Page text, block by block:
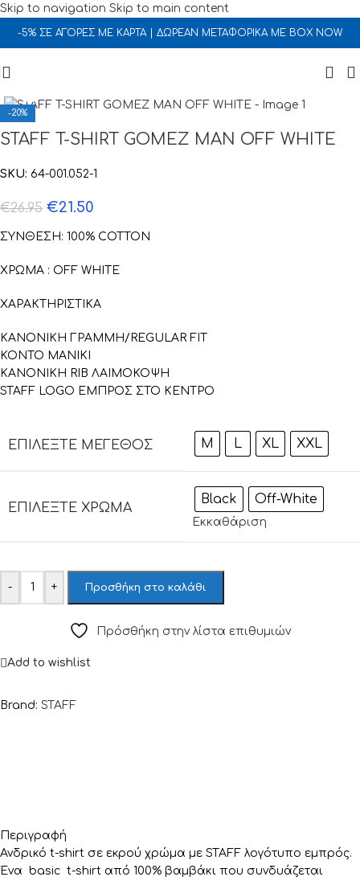
Skip to navigation Skip to main content
-5% ΣΕ ΑΓΟΡΕΣ ΜΕ ΚΑΡΤΑ | ΔΩΡΕΑΝ ΜΕΤΑΦΟΡΙΚΑ ΜΕ BOX NOW
-20%
STAFF T-SHIRT GOMEZ MAN OFF WHITE
SKU: 64-001.052-1
€26.95 €21.50
ΣΥΝΘΕΣΗ: 100% COTTON
ΧΡΩΜΑ : OFF WHITE
ΧΑΡΑΚΤΗΡΙΣΤΙΚΑ
ΚΑΝΟΝΙΚΗ ΓΡΑΜΜΗ/REGULAR FIT
ΚΟΝΤΟ ΜΑΝΙΚΙ
ΚΑΝΟΝΙΚΗ RIB ΛΑΙΜΟΚΟΨΗ
STAFF LOGO ΕΜΠΡΟΣ ΣΤΟ ΚΕΝΤΡΟ
ΕΠΙΛΈΞΤΕ ΜΈΓΕΘΟΣ M L XL XXL
ΕΠΙΛΈΞΤΕ ΧΡΏΜΑ
Black Off-White
Εκκαθάριση
- + Προσθήκη στο καλάθι
Πρόσθήκη στην λίστα επιθυμιών
Add to wishlist
Brand: STAFF
Περιγραφή
Ανδρικό t-shirt σε εκρού χρώμα με STAFF λογότυπο εμπρός.
Ένα basic t-shirt από 100% βαμβάκι που συνδυάζεται